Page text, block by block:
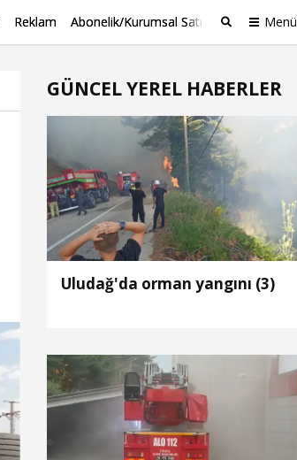
Reklam Abonelik/Kurumsal Satış Menü
GÜNCEL YEREL HABERLER
Uludağ'da orman yangını (3)